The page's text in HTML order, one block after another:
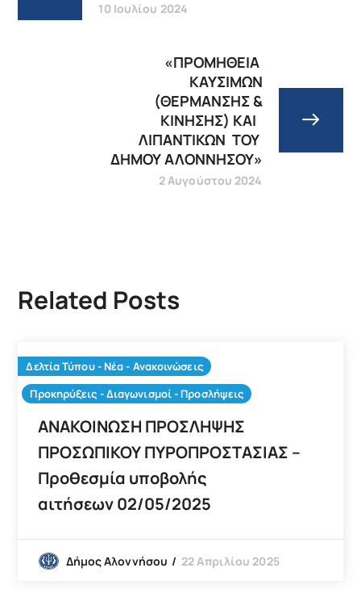
10 Ιουλίου 2024
«ΠΡΟΜΗΘΕΙΑ
ΚΑΥΣΙΜΩΝ
(ΘΕΡΜΑΝΣΗΣ &
ΚΙΝΗΣΗΣ) ΚΑΙ
ΛΙΠΑΝΤΙΚΩΝ ΤΟΥ
ΔΗΜΟΥ ΑΛΟΝΝΗΣΟΥ»
2 Αυγούστου 2024
Related Posts
Δελτία Τύπου - Νέα - Ανακοινώσεις
Προκηρύξεις - Διαγωνισμοί - Προσλήψεις
ΑΝΑΚΟΙΝΩΣΗ ΠΡΟΣΛΗΨΗΣ
ΠΡΟΣΩΠΙΚΟΥ ΠΥΡΟΠΡΟΣΤΑΣΙΑΣ –
Προθεσμία υποβολής
αιτήσεων 02/05/2025
Δήμος Αλοννήσου 22 Απριλίου 2025